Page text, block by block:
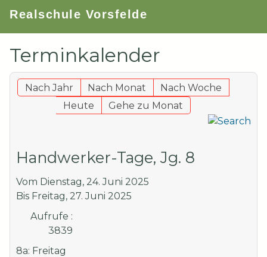
Realschule Vorsfelde
Terminkalender
Nach Jahr Nach Monat
Nach Woche
Heute
Gehe zu Monat
Handwerker-Tage, Jg. 8
Vom Dienstag, 24. Juni 2025
Bis Freitag, 27. Juni 2025
Aufrufe :
3839
8a: Freitag